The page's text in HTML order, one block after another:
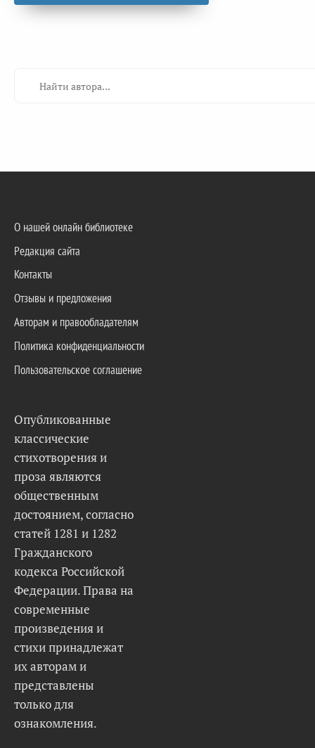
О нашей онлайн библиотеке
Редакция сайта
Контакты
Отзывы и предложения
Авторам и правообладателям
Политика конфиденциальности
Пользовательское соглашение
Опубликованные
классические
стихотворения и
проза являются
общественным
достоянием, согласно
статей 1281 и 1282
Гражданского
кодекса Российской
Федерации. Права на
современные
произведения и
стихи принадлежат
их авторам и
представлены
только для
ознакомления.